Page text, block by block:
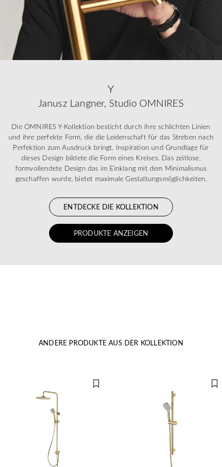
Y
Janusz Langner, Studio OMNIRES
Die OMNIRES Y-Kollektion besticht durch ihre schlichten Linien
und ihre perfekte Form, die die Leidenschaft für das Streben nach
Perfektion zum Ausdruck bringt. Inspiration und Grundlage für
dieses Design bildete die Form eines Kreises. Das zeitlose,
formvollendete Design das im Einklang mit dem Minimalismus
geschaffen wurde, bietet maximale Gestaltungsmöglichkeiten.
ENTDECKE DIE KOLLEKTION
PRODUKTE ANZEIGEN
ANDERE PRODUKTE AUS DER KOLLEKTION